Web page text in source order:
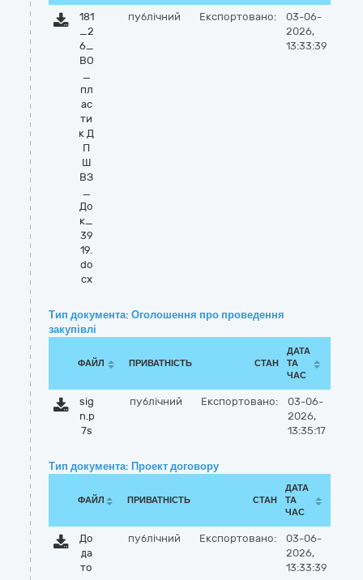
181
_2
6_
ВО
_
пл
ас
ти
к Д
П
Ш
ВЗ
_
До
к_
39
19.
do
cx
публічний Експортовано:
03-06-
2026,
13:33:39
Тип документа: Оголошення про проведення
закупівлі
ФАЙЛ ПРИВАТНІСТЬ СТАН
ДАТА
ТА
ЧАС
sig
n.p
7s
публічний Експортовано:
03-06-
2026,
13:35:17
Тип документа: Проект договору
ФАЙЛ ПРИВАТНІСТЬ СТАН
ДАТА
ТА
ЧАС
До
да
то
публічний Експортовано:
03-06-
2026,
13:33:39